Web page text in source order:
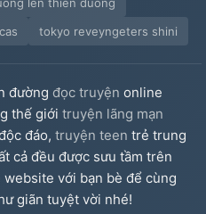
len thien duong
tokyo reveyngeters shini
đường đọc truyện online
thế giới truyện lãng mạn
đáo, truyện teen trẻ trung
cả đều được sưu tầm trên
với bạn bè để cùng
giãn tuyệt vời nhé!